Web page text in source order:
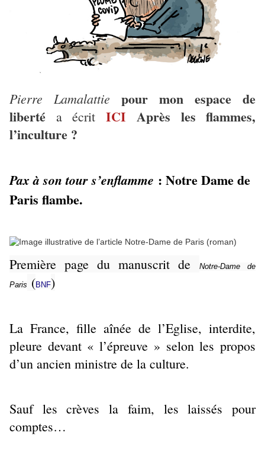
Pierre Lamalattie pour mon espace de
liberté a écrit ICI Après les flammes,
l’inculture ?
Pax à son tour s’enflamme : Notre Dame de
Paris flambe.
Première page du manuscrit de Notre-Dame de
Paris (BNF)
La France, fille aînée de l’Eglise, interdite,
pleure devant « l’épreuve » selon les propos
d’un ancien ministre de la culture.
Sauf les crèves la faim, les laissés pour
comptes…